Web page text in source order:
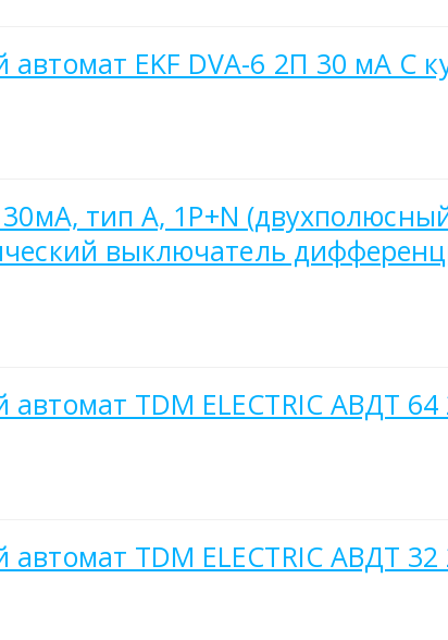
EKF DVA-6 2П 30 мА C
тип A, 1P+N
выключатель
TDM ELECTRIC АВДТ
TDM ELECTRIC АВДТ